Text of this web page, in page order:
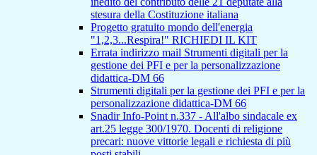
stesura della Costituzione italiana
Progetto gratuito mondo dell'energia
"1,2,3...Respira!" RICHIEDI IL KIT
Errata indirizzo mail Strumenti digitali per la
gestione dei PFI e per la personalizzazione
didattica-DM 66
Strumenti digitali per la gestione dei PFI e per la
personalizzazione didattica-DM 66
Snadir Info-Point n.337 - All'albo sindacale ex
art.25 legge 300/1970. Docenti di religione
precari: nuove vittorie legali e richiesta di più